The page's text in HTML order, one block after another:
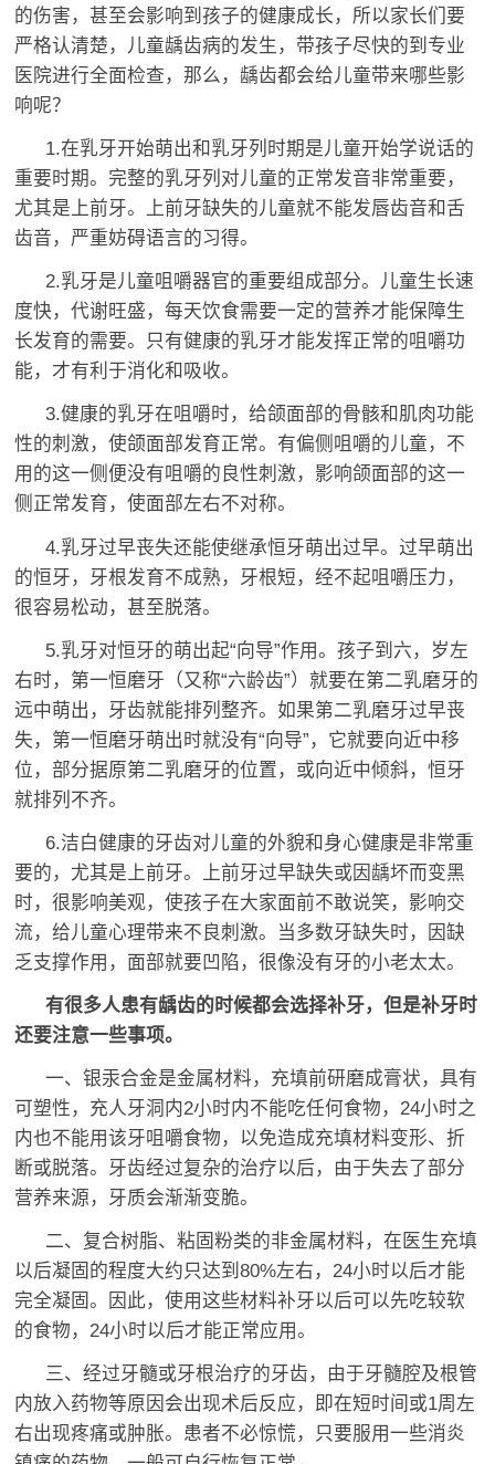
的伤害，甚至会影响到孩子的健康成长，所以家长们要
严格认清楚，儿童龋齿病的发生，带孩子尽快的到专业
医院进行全面检查，那么，龋齿都会给儿童带来哪些影
响呢？
1.在乳牙开始萌出和乳牙列时期是儿童开始学说话的
重要时期。完整的乳牙列对儿童的正常发音非常重要，
尤其是上前牙。上前牙缺失的儿童就不能发唇齿音和舌
齿音，严重妨碍语言的习得。
2.乳牙是儿童咀嚼器官的重要组成部分。儿童生长速
度快，代谢旺盛，每天饮食需要一定的营养才能保障生
长发育的需要。只有健康的乳牙才能发挥正常的咀嚼功
能，才有利于消化和吸收。
3.健康的乳牙在咀嚼时，给颌面部的骨骸和肌肉功能
性的刺激，使颌面部发育正常。有偏侧咀嚼的儿童，不
用的这一侧便没有咀嚼的良性刺激，影响颌面部的这一
侧正常发育，使面部左右不对称。
4.乳牙过早丧失还能使继承恒牙萌出过早。过早萌出
的恒牙，牙根发育不成熟，牙根短，经不起咀嚼压力，
很容易松动，甚至脱落。
5.乳牙对恒牙的萌出起“向导”作用。孩子到六，岁左
右时，第一恒磨牙（又称“六龄齿”）就要在第二乳磨牙的
远中萌出，牙齿就能排列整齐。如果第二乳磨牙过早丧
失，第一恒磨牙萌出时就没有“向导”，它就要向近中移
位，部分据原第二乳磨牙的位置，或向近中倾斜，恒牙
就排列不齐。
6.洁白健康的牙齿对儿童的外貌和身心健康是非常重
要的，尤其是上前牙。上前牙过早缺失或因龋坏而变黑
时，很影响美观，使孩子在大家面前不敢说笑，影响交
流，给儿童心理带来不良刺激。当多数牙缺失时，因缺
乏支撑作用，面部就要凹陷，很像没有牙的小老太太。
有很多人患有龋齿的时候都会选择补牙，但是补牙时
还要注意一些事项。
一、银汞合金是金属材料，充填前研磨成膏状，具有
可塑性，充人牙洞内2小时内不能吃任何食物，24小时之
内也不能用该牙咀嚼食物，以免造成充填材料变形、折
断或脱落。牙齿经过复杂的治疗以后，由于失去了部分
营养来源，牙质会渐渐变脆。
二、复合树脂、粘固粉类的非金属材料，在医生充填
以后凝固的程度大约只达到80%左右，24小时以后才能
完全凝固。因此，使用这些材料补牙以后可以先吃较软
的食物，24小时以后才能正常应用。
三、经过牙髓或牙根治疗的牙齿，由于牙髓腔及根管
内放入药物等原因会出现术后反应，即在短时间或1周左
右出现疼痛或肿胀。患者不必惊慌，只要服用一些消炎